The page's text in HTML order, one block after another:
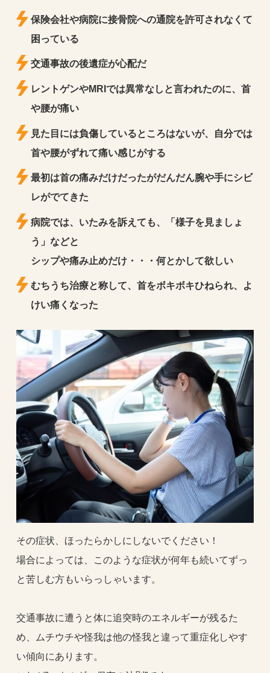
保険会社や病院に接骨院への通院を許可されなくて
困っている
交通事故の後遺症が心配だ
レントゲンやMRIでは異常なしと言われたのに、首
や腰が痛い
見た目には負傷しているところはないが、自分では
首や腰がずれて痛い感じがする
最初は首の痛みだけだったがだんだん腕や手にシビ
レがでてきた
病院では、いたみを訴えても、「様子を見ましょ
う」などと
シップや痛み止めだけ・・・何とかして欲しい
むちうち治療と称して、首をボキボキひねられ、よ
けい痛くなった
その症状、ほったらかしにしないでください！
場合によっては、このような症状が何年も続いてずっ
と苦しむ方もいらっしゃいます。
交通事故に遭うと体に追突時のエネルギーが残るた
め、ムチウチや怪我は他の怪我と違って重症化しやす
い傾向にあります。